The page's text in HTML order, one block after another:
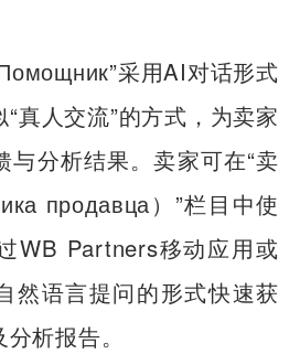
采用AI对话形式
真人交流”的方式，为卖家
与分析结果。卖家可在“卖
продавца）”栏目中使
WB Partners移动应用或
然语言提问的形式快速获
析报告。